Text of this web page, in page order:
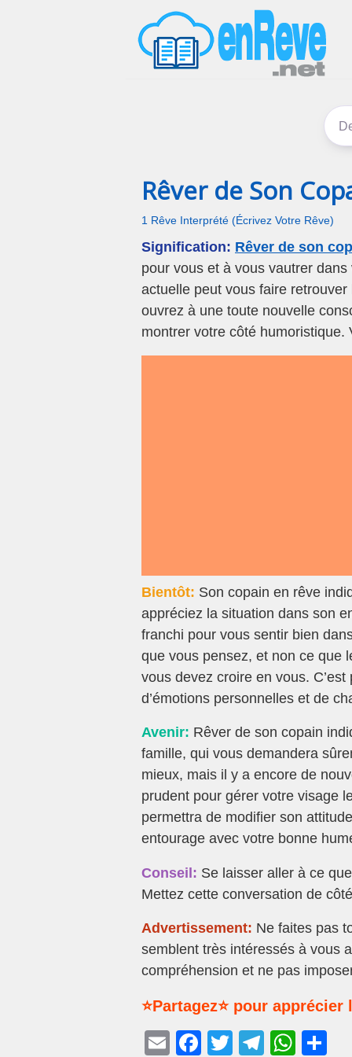
Rêver de Son
1 Rêve Interprété (Écrivez Votre Rêve)
Signification: Rêver de son
pour vous et à vous vautrer
actuelle peut vous faire
ouvrez à une toute nouvelle
montrer votre côté humoristique.
Bientôt: Son copain en rêve
appréciez la situation dans son
franchi pour vous sentir bien
que vous pensez, et non ce que
vous devez croire en vous.
d’émotions personnelles et de
Avenir: Rêver de son copain
famille, qui vous demandera
mieux, mais il y a encore de
prudent pour gérer votre visage
permettra de modifier son
entourage avec votre bonne
Conseil: Se laisser aller à ce
Mettez cette conversation de
Advertissement: Ne faites pas
semblent très intéressés à vous
compréhension et ne pas
⭐Partagez⭐ pour
E
F
T
T
W